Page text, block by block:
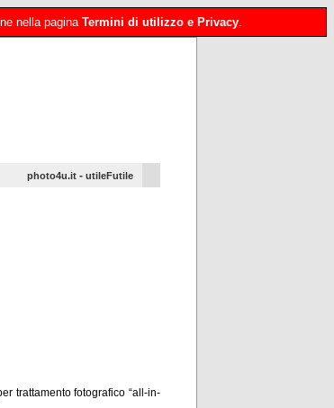
nella pagina Termini di utilizzo e Privacy.
photo4u.it - utileFutile
trattamento fotografico “all-in-